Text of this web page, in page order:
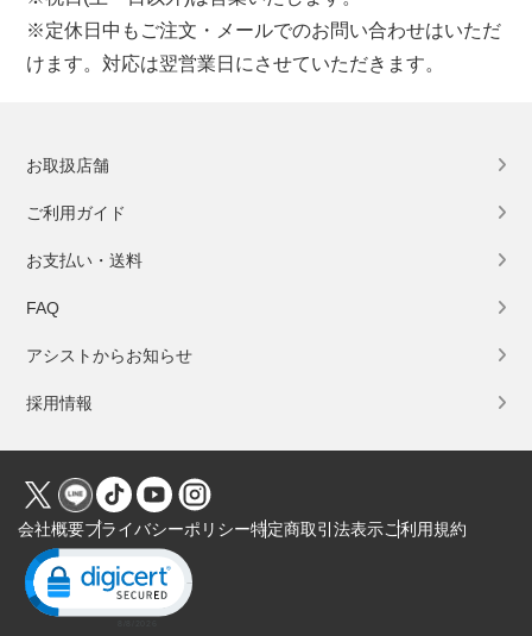
※定休日中もご注文・メールでのお問い合わせはいただ
けます。対応は翌営業日にさせていただきます。
お取扱店舗
ご利用ガイド
お支払い・送料
FAQ
アシストからお知らせ
採用情報
会社概要プライバシーポリシー特定商取引法表示ご利用規約
Click to open certificate verification popup